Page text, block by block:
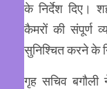
के निर्देश दिए।
कैमरों की संपूर्ण
सुनिश्चित करने के
गृह सचिव बगौली